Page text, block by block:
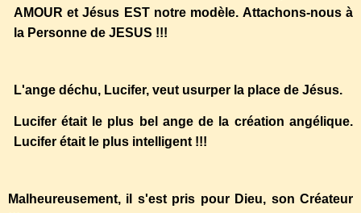
AMOUR et Jésus EST notre modèle. Attachons-nous à
la Personne de JESUS !!!
L'ange déchu, Lucifer, veut usurper la place de Jésus.
Lucifer était le plus bel ange de la création angélique.
Lucifer était le plus intelligent !!!
Malheureusement, il s'est pris pour Dieu, son Créateur